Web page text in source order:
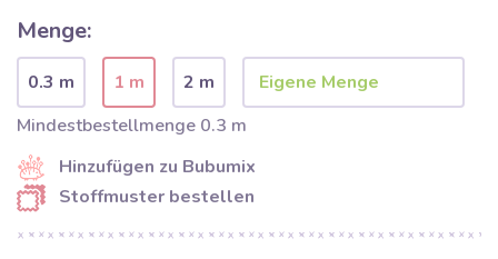
Menge:
0.3 m 1 m
2 m
Mindestbestellmenge 0.3 m
Hinzufügen zu Bubumix
Stoffmuster bestellen